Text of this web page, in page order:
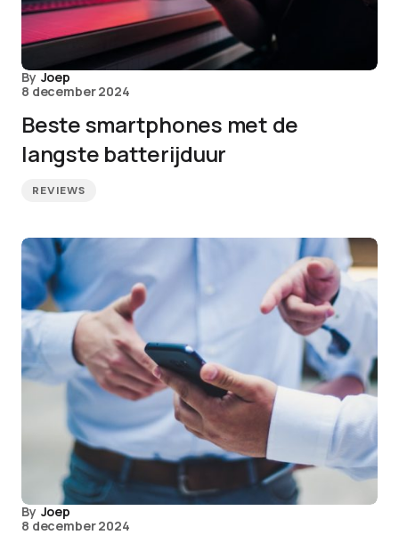
By Joep
8 december 2024
Beste smartphones met de
langste batterijduur
REVIEWS
By Joep
8 december 2024